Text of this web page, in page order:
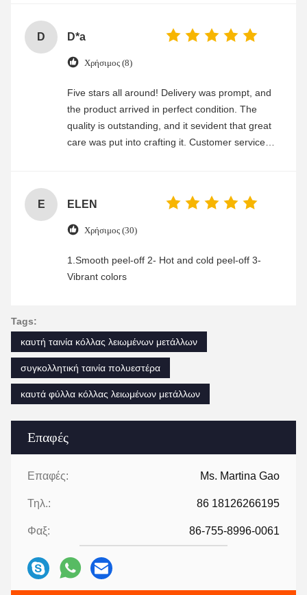
Επαφές
Επαφές: Ms. Martina Gao
Τηλ.: 86 18126266195
Φαξ: 86-755-8996-0061
D D*a
Χρήσιμος (8)
Five stars all around! Delivery was prompt, and
the product arrived in perfect condition. The
quality is outstanding, and it sevident that great
care was put into crafting it. Customer service
E ELEN
Χρήσιμος (30)
1.Smooth peel-off 2- Hot and cold peel-off 3-
Vibrant colors
Tags:
καυτή ταινία κόλλας λειωμένων μετάλλων
συγκολλητική ταινία πολυεστέρα
καυτά φύλλα κόλλας λειωμένων μετάλλων